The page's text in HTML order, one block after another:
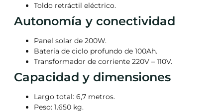
Toldo retráctil eléctrico.
Autonomía y conectividad
Panel solar de 200W.
Batería de ciclo profundo de 100Ah.
Transformador de corriente 220V – 110V.
Capacidad y dimensiones
Largo total: 6,7 metros.
Peso: 1.650 kg.